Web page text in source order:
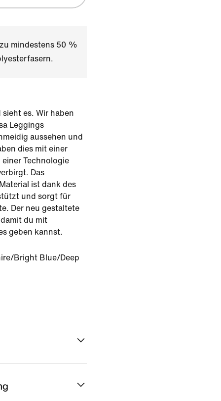
mindestens 50 %
es. Wir haben
Leggings
aussehen und
dies mit einer
Technologie
Das
ist dank des
und sorgt für
Der neu gestaltete
du mit
geben kannst.
Bright Blue/Deep